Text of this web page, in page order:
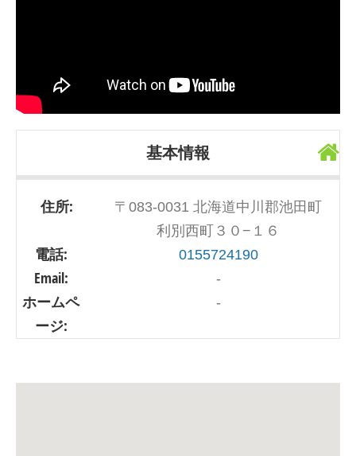
基本情報
住所:
〒083-0031 北海道中川郡池田町
利別西町３０−１６
電話: 0155724190
Email: -
ホームペ
ージ:
-